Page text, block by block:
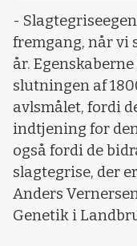
-
fremgang, når vi
år.
slutningen af
avlsmålet, fordi
indtjening for
også fordi de
slagtegrise, der
Anders
Genetik i